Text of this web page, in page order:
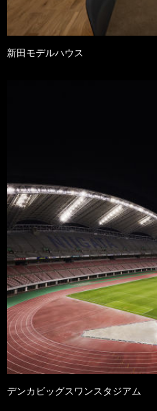
新田モデルハウス
デンカビッグスワンスタジアム